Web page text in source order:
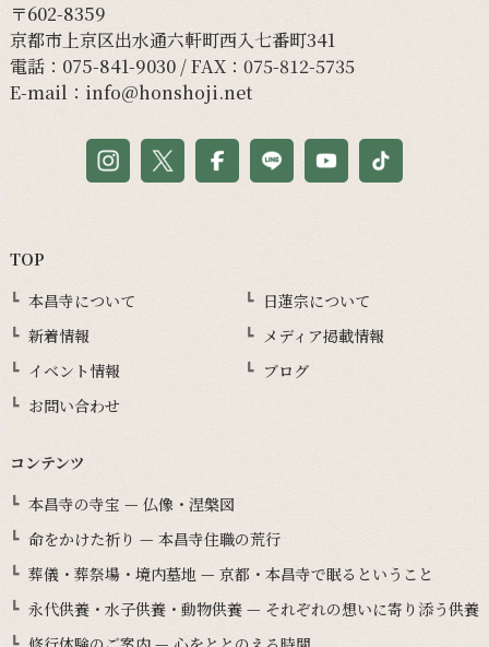
〒602-8359
京都市上京区出水通六軒町西入七番町341
電話： 075-841-9030/ FAX：075-812-5735
E-mail： info@honshoji.net
TOP
本昌寺について
日蓮宗について
新着情報
メディア掲載情報
イベント情報
ブログ
お問い合わせ
コンテンツ
本昌寺の寺宝 — 仏像・涅槃図
命をかけた祈り — 本昌寺住職の荒行
葬儀・葬祭場・境内墓地 — 京都・本昌寺で眠るということ
永代供養・水子供養・動物供養 — それぞれの想いに寄り添う供養